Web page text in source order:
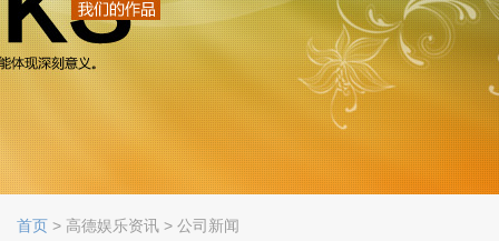
首页 > 高德娱乐资讯 > 公司新闻